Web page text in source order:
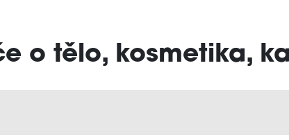
o tělo, kosmetika,